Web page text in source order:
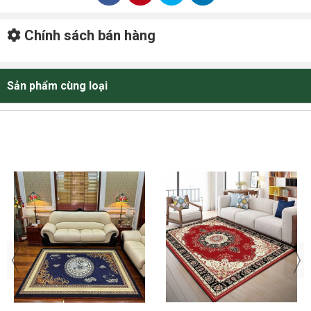
Xuất xứ: Nhập khẩu Hàn Quốc
1.6m x 2.3m 450.000 đ
2.0m x 3.0m 650.000 đ
CHÍNH SÁCH BÁN HÀNG
- Cam kết hàng hoá: Hàng mới 100%
- Bảo hành: Theo chính sách bảo hành của công ty
- Một đổi một trong vòng 15 ngày nếu có bất cứ lỗi của nhà sản xuất
Chính sách bán hàng
Sản phẩm cùng loại